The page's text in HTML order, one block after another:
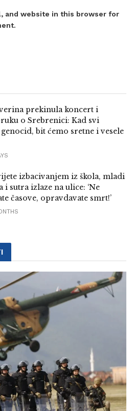
and website in this browser for
prekinula koncert i
o Srebrenici: Kad svi
bit ćemo sretne i vesele
izbacivanjem iz škola, mladi
sutra izlaze na ulice: ‘Ne
časove, opravdavate smrt!’